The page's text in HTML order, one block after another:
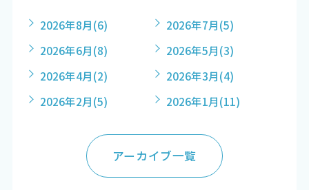
2026年8月(6) 2026年7月(5)
2026年6月(8) 2026年5月(3)
2026年4月(2) 2026年3月(4)
2026年2月(5) 2026年1月(11)
アーカイブ一覧